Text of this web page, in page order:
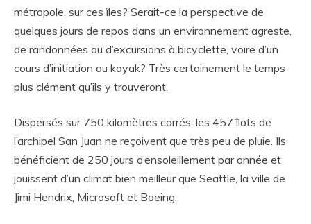
métropole, sur ces îles? Serait-ce la perspective de
quelques jours de repos dans un environnement agreste,
de randonnées ou d’excursions à bicyclette, voire d’un
cours d’initiation au kayak? Très certainement le temps
plus clément qu’ils y trouveront.
Dispersés sur 750 kilomètres carrés, les 457 îlots de
l’archipel San Juan ne reçoivent que très peu de pluie. Ils
bénéficient de 250 jours d’ensoleillement par année et
jouissent d’un climat bien meilleur que Seattle, la ville de
Jimi Hendrix, Microsoft et Boeing.